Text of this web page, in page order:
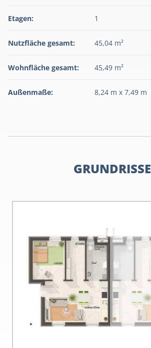
Etagen: 1
Nutzfläche gesamt: 45,04 m²
Wohnfläche gesamt: 45,49 m²
Außenmaße: 8,24 m x 7,49 m
GRUNDRISSE